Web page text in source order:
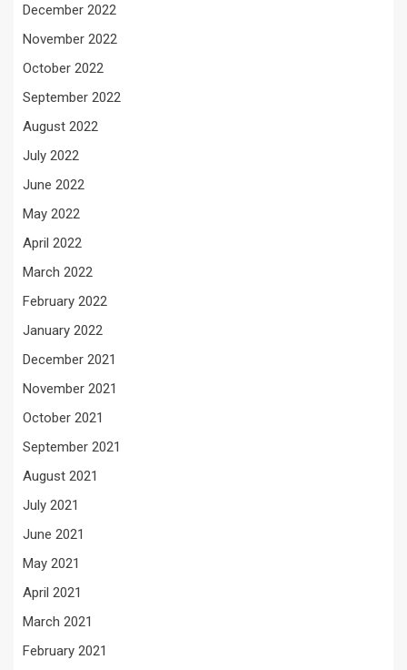
December 2022
November 2022
October 2022
September 2022
August 2022
July 2022
June 2022
May 2022
April 2022
March 2022
February 2022
January 2022
December 2021
November 2021
October 2021
September 2021
August 2021
July 2021
June 2021
May 2021
April 2021
March 2021
February 2021